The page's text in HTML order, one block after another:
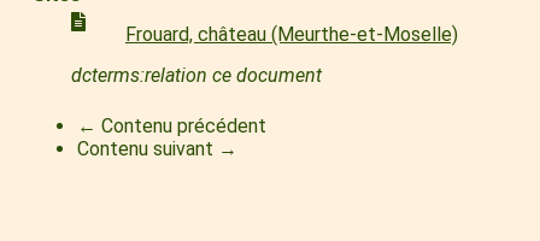
Frouard, château (Meurthe-et-Moselle)
dcterms:relation ce document
← Contenu précédent
Contenu suivant →